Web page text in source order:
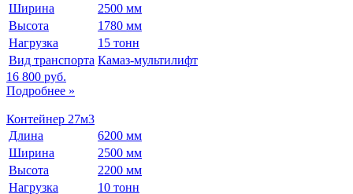
Ширина
2500 мм
Высота
1780 мм
Нагрузка
15 тонн
Вид транспорта Камаз-мультилифт
16 800 руб.
Подробнее »
Контейнер 27м3
Длина
6200 мм
Ширина
2500 мм
Высота
2200 мм
Нагрузка
10 тонн